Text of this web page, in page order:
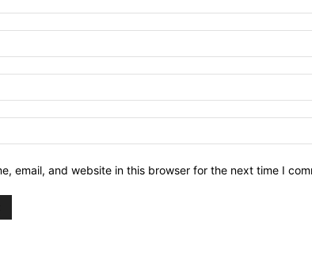
email, and website in this browser for the next time I